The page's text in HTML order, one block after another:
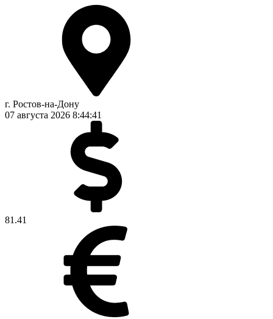
г. Ростов-на-Дону
07 августа 2026 8:44:42
81.41